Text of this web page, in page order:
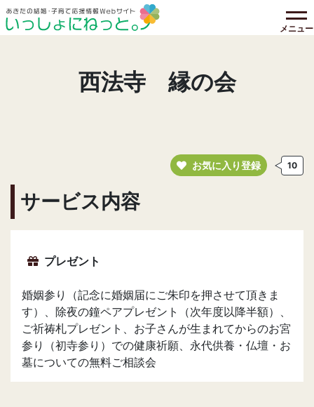
メニュー
西法寺 縁の会
お気に入り登録 10
サービス内容
プレゼント
婚姻参り（記念に婚姻届にご朱印を押させて頂きま
す）、除夜の鐘ペアプレゼント（次年度以降半額）、
ご祈祷札プレゼント、お子さんが生まれてからのお宮
参り（初寺参り）での健康祈願、永代供養・仏壇・お
墓についての無料ご相談会